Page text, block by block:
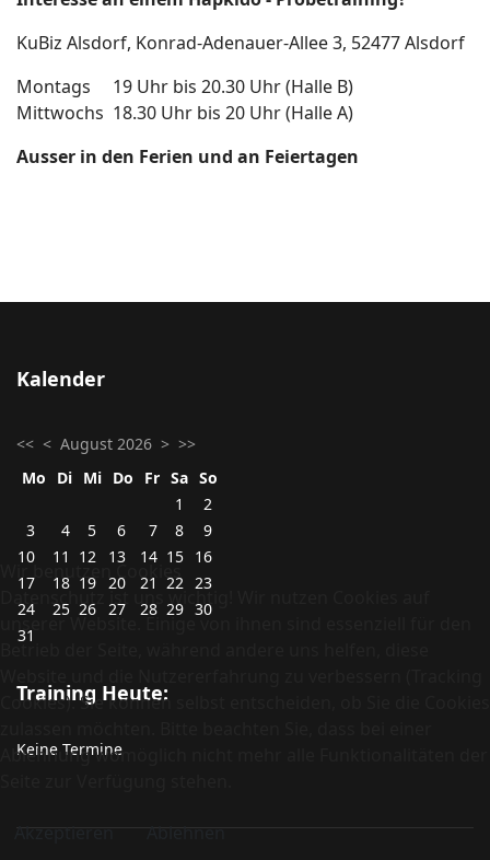
KuBiz Alsdorf, Konrad-Adenauer-Allee 3, 52477 Alsdorf
Montags 19 Uhr bis 20.30 Uhr (Halle B)
Mittwochs 18.30 Uhr bis 20 Uhr (Halle A)
Ausser in den Ferien und an Feiertagen
Kalender
<< < August 2026 > >>
Mo
Di Mi Do Fr Sa So
1
2
3
4 5 6 7 8
9
10
11 12 13 14 15 16
17
18 19 20 21 22
23
24
25 26 27 28 29 30
31
Training Heute:
Keine Termine
Cookies). Sie können selbst entscheiden, ob Sie die Cookies
Ablehnung womöglich nicht mehr alle Funktionalitäten der
Akzeptieren
Ablehnen